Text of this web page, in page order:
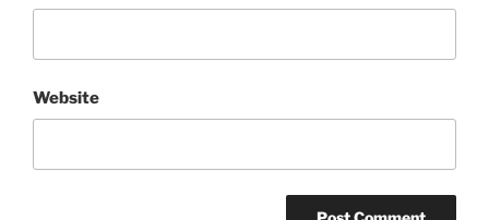
Website